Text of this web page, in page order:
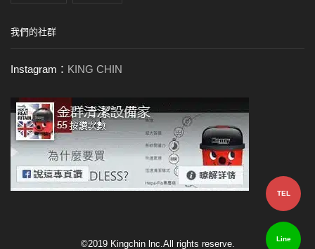
我們的社群
Instagram： KING CHIN
©2019 Kingchin lnc.All rights reserve.
TEL
Line